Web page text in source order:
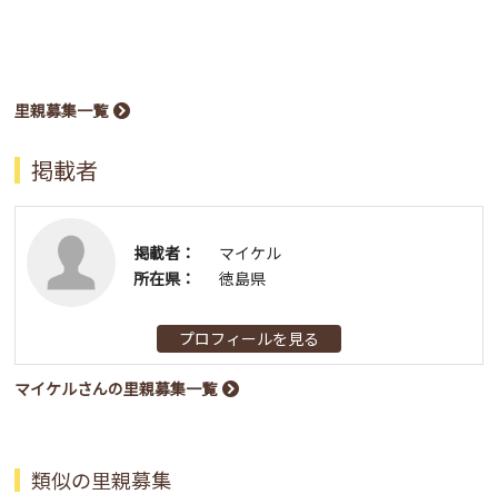
里親募集一覧
掲載者
掲載者：
マイケル
所在県：
徳島県
プロフィールを見る
マイケルさんの里親募集一覧
類似の里親募集